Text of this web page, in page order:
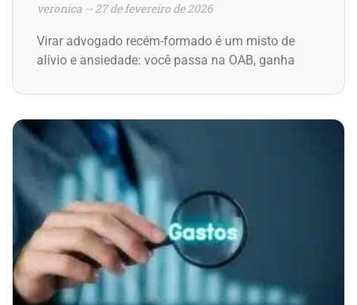
veronica 27 de fevereiro de 2026
Virar advogado recém-formado é um misto de
alívio e ansiedade: você passa na OAB, ganha